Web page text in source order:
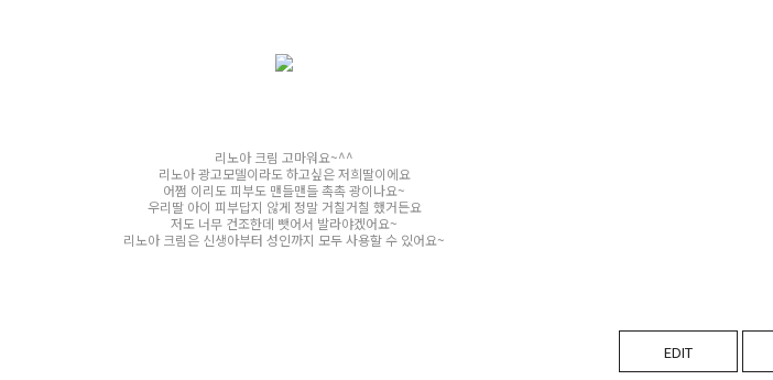
리노아 크림 고마워요~^^
리노아 광고모델이라도 하고싶은 저희딸이에요
어쩜 이리도 피부도 맨들맨들 촉촉 광이나요~
우리딸 아이 피부답지 않게 정말 거칠거칠 했거든요
저도 너무 건조한데 뺏어서 발라야겠어요~
리노아 크림은 신생아부터 성인까지 모두 사용할 수 있어요~
EDIT